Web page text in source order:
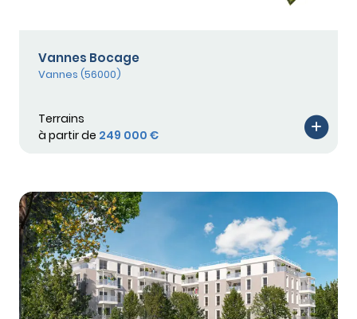
Vannes Bocage
Vannes (56000)
Terrains
à partir de 249 000 €